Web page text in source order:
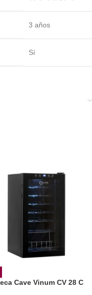
3 años
Sí
Cave Vinum CV 28 C